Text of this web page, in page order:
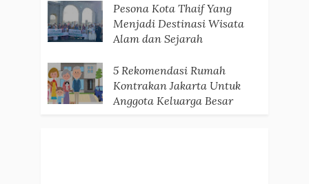
Pesona Kota Thaif Yang
Menjadi Destinasi Wisata
Alam dan Sejarah
5 Rekomendasi Rumah
Kontrakan Jakarta Untuk
Anggota Keluarga Besar